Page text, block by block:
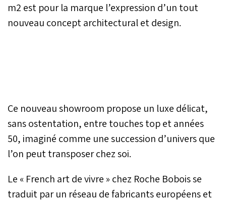
m2 est pour la marque l’expression d’un tout
nouveau concept architectural et design.
Ce nouveau showroom propose un luxe délicat,
sans ostentation, entre touches top et années
50, imaginé comme une succession d’univers que
l’on peut transposer chez soi.
Le « French art de vivre » chez Roche Bobois se
traduit par un réseau de fabricants européens et